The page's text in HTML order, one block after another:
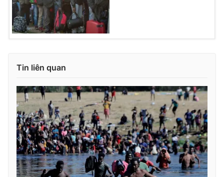
Tin liên quan